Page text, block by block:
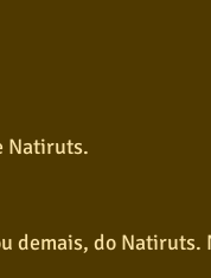
Natiruts.
demais, do Natiruts.